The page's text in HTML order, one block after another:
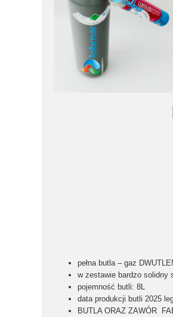
pełna butla – gaz
w zestawie bardzo solidny
pojemność butli: 8L
data produkcji butli 2025
BUTLA ORAZ ZAWÓR